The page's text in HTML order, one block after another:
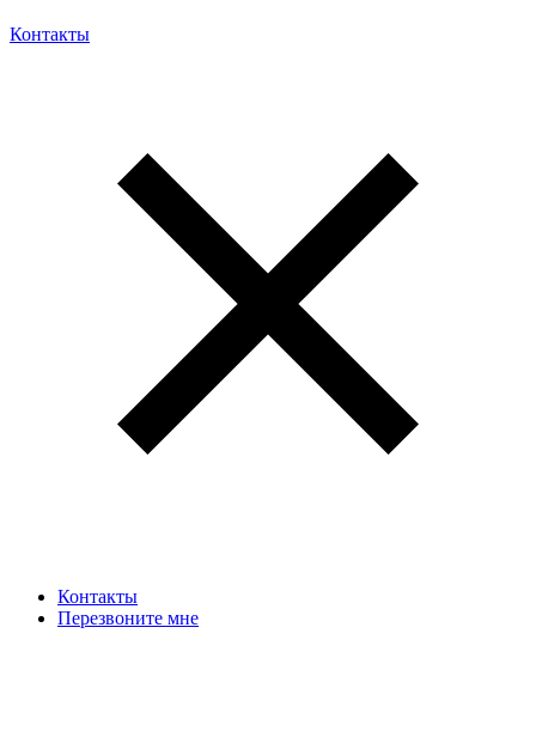
Контакты
Контакты
Перезвоните мне